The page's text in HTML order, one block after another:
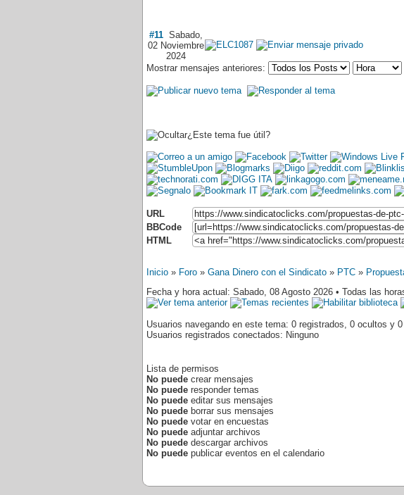
#11Sabado,
02 Noviembre
2024
Mostrar mensajes anteriores:
¿Este tema fue útil?
URL
BBCode
HTML
Inicio » Foro » Gana Dinero con el Sindicato » PTC »
Fecha y hora actual: Sabado, 08 Agosto 2026 • Todas las
Usuarios navegando en este tema: 0 registrados, 0 ocultos y
Usuarios registrados conectados: Ninguno
Lista de permisos
No puede crear mensajes
No puede responder temas
No puede editar sus mensajes
No puede borrar sus mensajes
No puede votar en encuestas
No puede adjuntar archivos
No puede descargar archivos
No puede publicar eventos en el calendario